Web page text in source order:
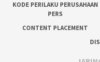
KODE PERILAKU PERUSAHAAN
PERS
CONTENT PLACEMENT